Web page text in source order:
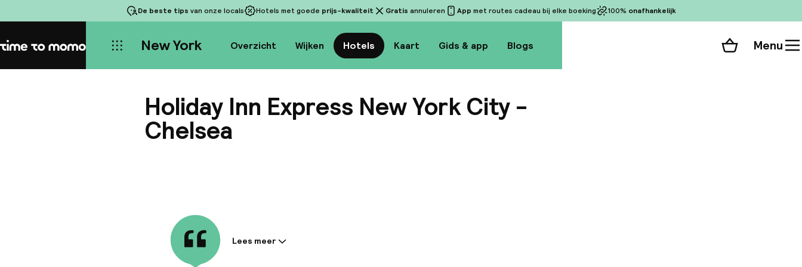
De beste tips van onze locals Hotels met goede prijs-kwaliteit Gratis annuleren App met routes cadeau bij elke boeking 100% onafhankelijk
Home New York Overzicht Wijken Hotels Kaart Gids & app Blogs Winkelmand
Menu
Holiday Inn Express New York City -
Chelsea
Informatie gedeeld door de accommodatie:
Lees meer